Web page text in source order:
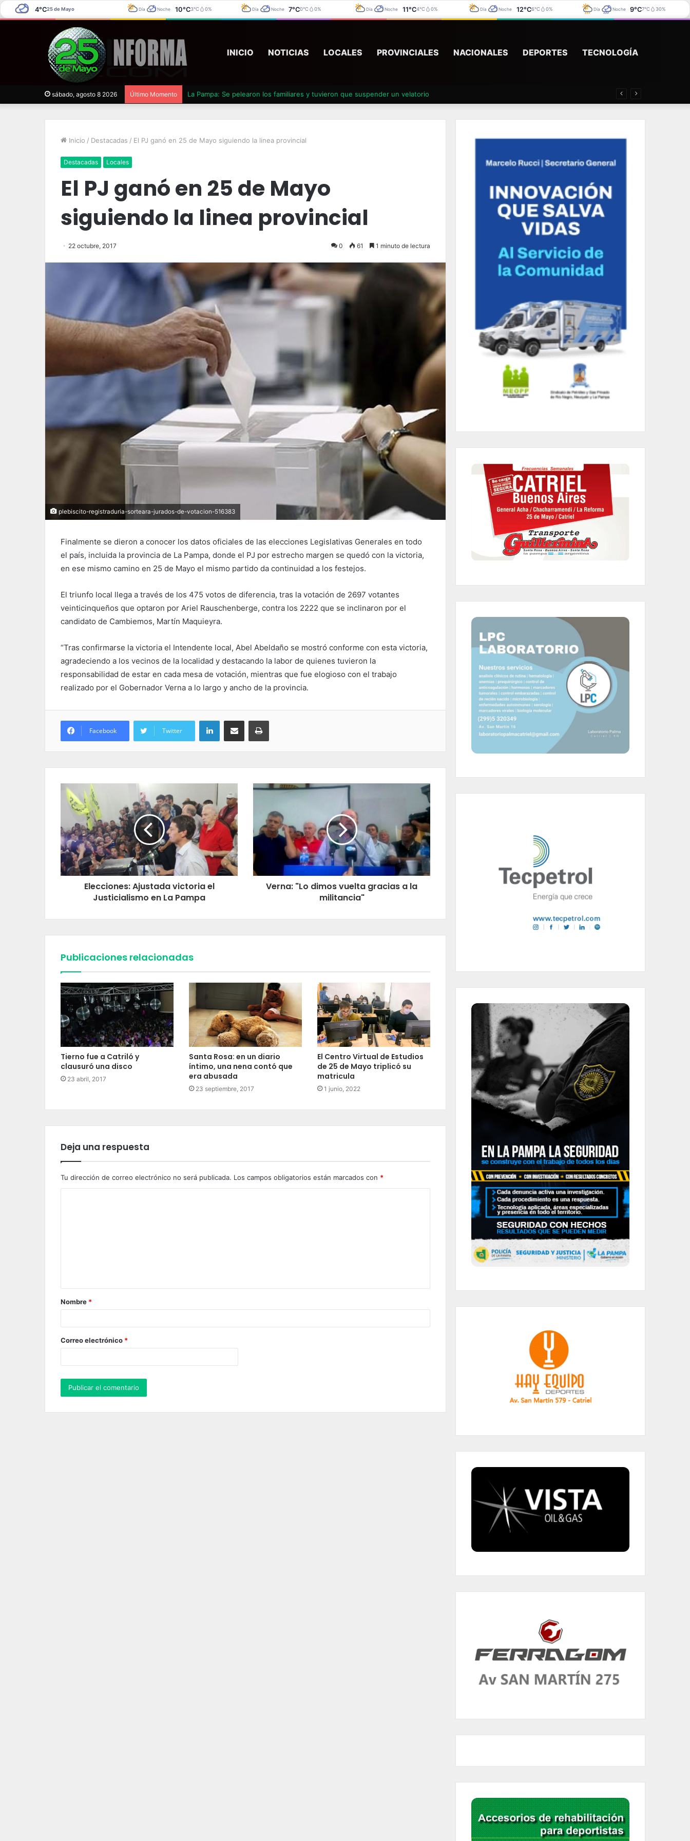
4°C25 de Mayo Día Noche 10°C3°C 0% Día Noche 7°C0°C 0% Día Noche 11°C4°C 0% Día Noche 12°C6°C 0% Día Noche 9°C7°C 30%
INICIO NOTICIAS LOCALES PROVINCIALES NACIONALES DEPORTES TECNOLOGÍA
sábado, agosto 8 2026 Último Momento La Pampa: Se pelearon los familiares y tuvieron que suspender un velatorio
Inicio / Destacadas / El PJ ganó en 25 de Mayo siguiendo la linea provincial
Destacadas Locales
El PJ ganó en 25 de Mayo
siguiendo la linea provincial
22 octubre, 2017 0 61 1 minuto de lectura
plebiscito-registraduria-sorteara-jurados-de-votacion-516383
Finalmente se dieron a conocer los datos oficiales de las elecciones Legislativas Generales en todo
el país, incluida la provincia de La Pampa, donde el PJ por estrecho margen se quedó con la victoria,
en ese mismo camino en 25 de Mayo el mismo partido da continuidad a los festejos.
El triunfo local llega a través de los 475 votos de diferencia, tras la votación de 2697 votantes
veinticinqueños que optaron por Ariel Rauschenberge, contra los 2222 que se inclinaron por el
candidato de Cambiemos, Martín Maquieyra.
“Tras confirmarse la victoria el Intendente local, Abel Abeldaño se mostró conforme con esta victoria,
agradeciendo a los vecinos de la localidad y destacando la labor de quienes tuvieron la
responsabilidad de estar en cada mesa de votación, mientras que fue elogioso con el trabajo
realizado por el Gobernador Verna a lo largo y ancho de la provincia.
Facebook Twitter
LinkedInCompartir por correo electrónicoImprimir
Elecciones: Ajustada victoria el
Justicialismo en La Pampa
Verna: "Lo dimos vuelta gracias a la
militancia"
Publicaciones relacionadas
Tierno fue a Catriló y
clausuró una disco
23 abril, 2017
Santa Rosa: en un diario
íntimo, una nena contó que
era abusada
23 septiembre, 2017
El Centro Virtual de Estudios
de 25 de Mayo triplicó su
matricula
1 junio, 2022
Deja una respuesta
Tu dirección de correo electrónico no será publicada. Los campos obligatorios están marcados con *
a
r
*
Nombre *
Correo electrónico *